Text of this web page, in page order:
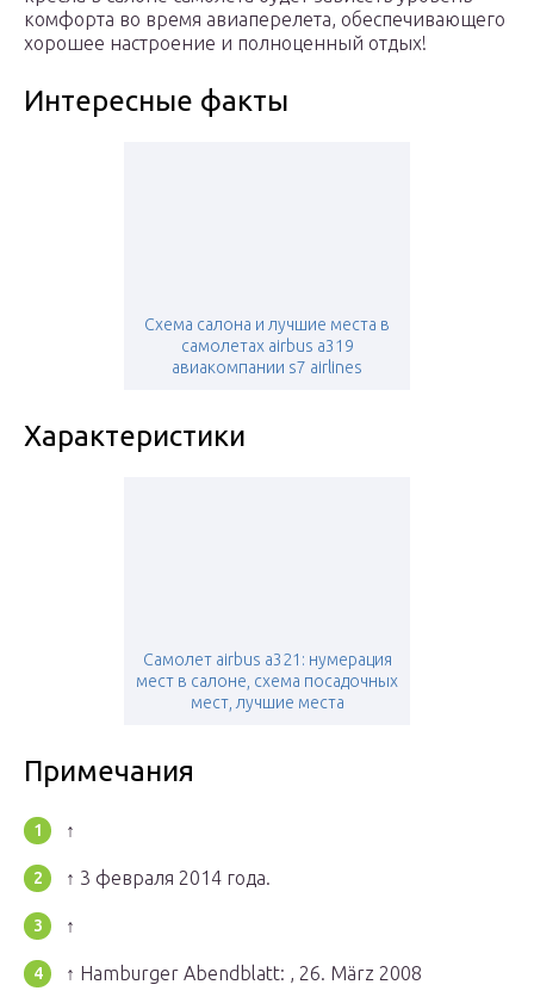
комфорта во время авиаперелета, обеспечивающего
хорошее настроение и полноценный отдых!
Интересные факты
Схема салона и лучшие места в
самолетах airbus а319
авиакомпании s7 airlines
Характеристики
Самолет airbus a321: нумерация
мест в салоне, схема посадочных
мест, лучшие места
Примечания
↑
↑ 3 февраля 2014 года.
↑
↑ Hamburger Abendblatt: , 26. März 2008